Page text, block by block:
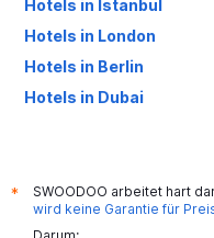
Hotels in Istanbul
Hotels in London
Hotels in Berlin
Hotels in Dubai
*
SWOODOO arbeitet hart
wird keine Garantie für